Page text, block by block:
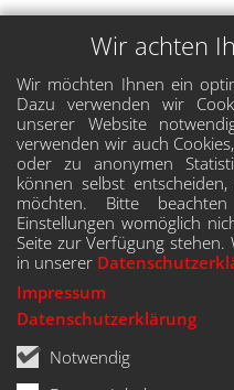
Wir achten
Wir möchten Ihnen ein
Dazu verwenden wir
unserer Website
verwenden wir auch
oder zu anonymen
können selbst
möchten. Bitte
Einstellungen womöglich
Seite zur Verfügung
in unserer
Notwendig
Impressum
Datenschutzerklärung